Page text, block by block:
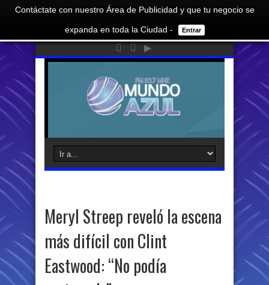
Contáctate con nuestro Área de Publicidad y que tu negocio se
expanda en toda la Ciudad - Entrar
Meryl Streep reveló la escena
más difícil con Clint
Eastwood: “No podía